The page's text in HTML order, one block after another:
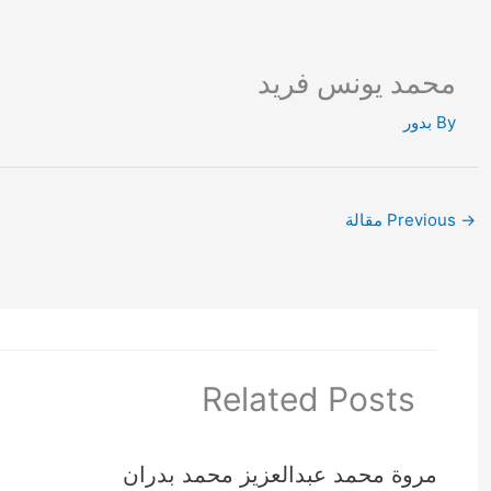
محمد يونس فريد
By بدور
→
Related Posts
مروة محمد عبدالعزيز محمد بدران